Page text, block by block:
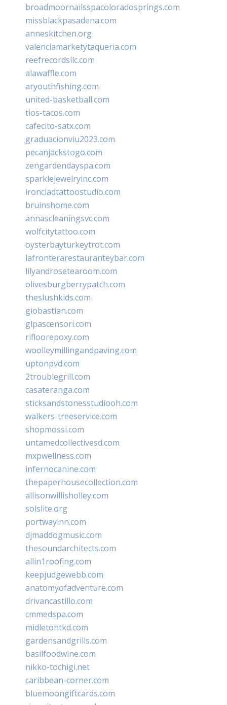
broadmoornailsspacoloradosprings.com
missblackpasadena.com
anneskitchen.org
valenciamarketytaqueria.com
reefrecordsllc.com
alawaffle.com
aryouthfishing.com
united-basketball.com
tios-tacos.com
cafecito-satx.com
graduacionviu2023.com
pecanjackstogo.com
zengardendayspa.com
sparklejewelryinc.com
ironcladtattoostudio.com
bruinshome.com
annascleaningsvc.com
wolfcitytattoo.com
oysterbayturkeytrot.com
lafronterarestauranteybar.com
lilyandrosetearoom.com
olivesburgberrypatch.com
theslushkids.com
giobastian.com
glpascensori.com
rifloorepoxy.com
woolleymillingandpaving.com
uptonpvd.com
2troublegrill.com
casateranga.com
sticksandstonesstudiooh.com
walkers-treeservice.com
shopmossi.com
untamedcollectivesd.com
mxpwellness.com
infernocanine.com
thepaperhousecollection.com
allisonwillisholley.com
solslite.org
portwayinn.com
djmaddogmusic.com
thesoundarchitects.com
allin1roofing.com
keepjudgewebb.com
anatomyofadventure.com
drivancastillo.com
cmmedspa.com
midletontkd.com
gardensandgrills.com
basilfoodwine.com
nikko-tochigi.net
caribbean-corner.com
bluemoongiftcards.com